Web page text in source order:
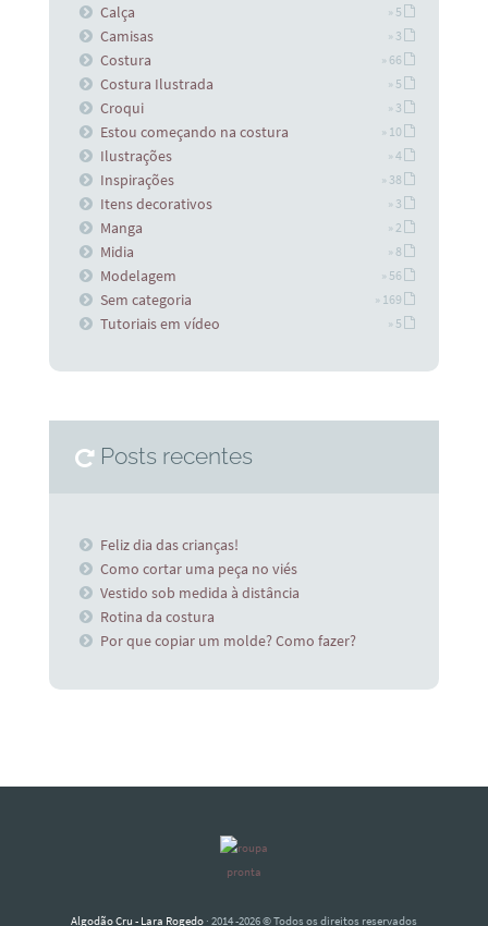
Calça » 5
Camisas » 3
Costura » 66
Costura Ilustrada » 5
Croqui » 3
Estou começando na costura » 10
Ilustrações » 4
Inspirações » 38
Itens decorativos » 3
Manga » 2
Midia » 8
Modelagem » 56
Sem categoria » 169
Tutoriais em vídeo » 5
Posts recentes
Feliz dia das crianças!
Como cortar uma peça no viés
Vestido sob medida à distância
Rotina da costura
Por que copiar um molde? Como fazer?
Algodão Cru - Lara Rogedo · 2014 -2026 © Todos os direitos reservados